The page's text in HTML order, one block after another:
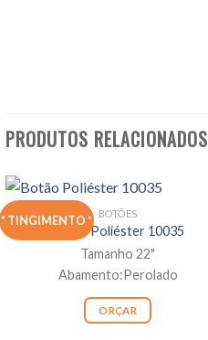
PRODUTOS RELACIONADOS
* TINGIMENTO * BOTÕES
Botão Poliéster 10035
Tamanho 22"
Abamento:Perolado
ORÇAR